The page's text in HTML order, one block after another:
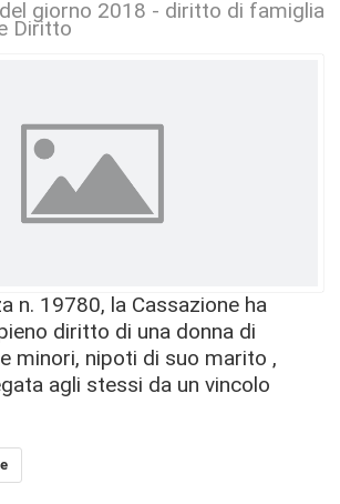
giorno 2018 - diritto di famiglia
Diritto
n. 19780, la Cassazione ha
diritto di una donna di
minori, nipoti di suo marito ,
agli stessi da un vincolo